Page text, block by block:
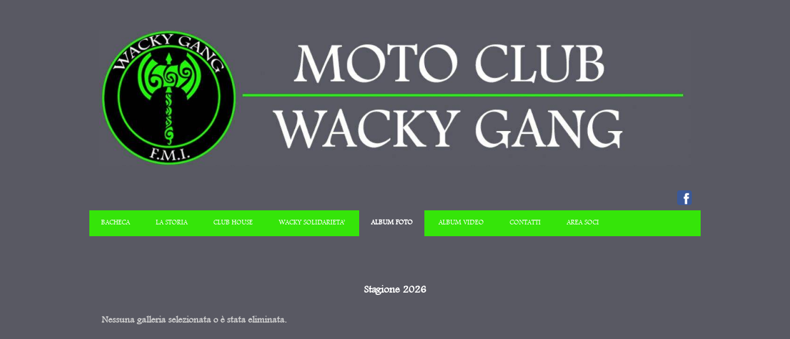
BACHECA LA STORIA CLUB HOUSE WACKY SOLIDARIETA’ ALBUM FOTO ALBUM VIDEO CONTATTI AREA SOCI
Stagione 2026
Nessuna galleria selezionata o è stata eliminata.